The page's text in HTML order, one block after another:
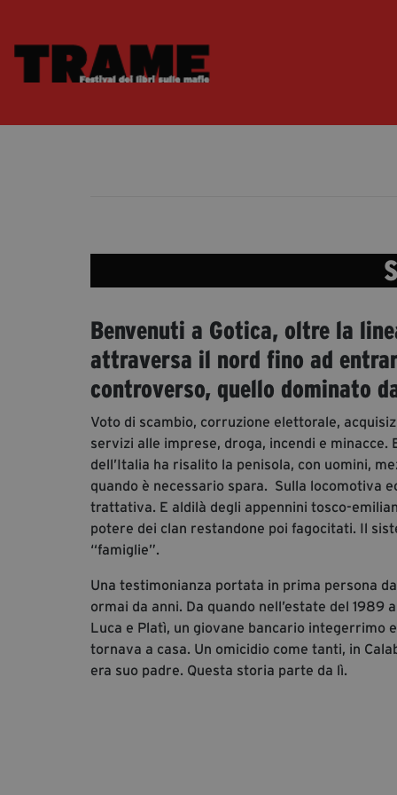
Benvenuti a Gotica, oltre la
attraversa il nord fino ad
controverso, quello dominato
Voto di scambio, corruzione elettorale,
servizi alle imprese, droga, incendi e
dell’Italia ha risalito la penisola, con uomini,
quando è necessario spara. Sulla locomotiva
trattativa. E aldilà degli appennini tosco-
potere dei clan restandone poi fagocitati. Il
“famiglie”.
Una testimonianza portata in prima persona
ormai da anni. Da quando nell’estate del
Luca e Platì, un giovane bancario integerrimo
tornava a casa. Un omicidio come tanti, in
era suo padre. Questa storia parte da lì.